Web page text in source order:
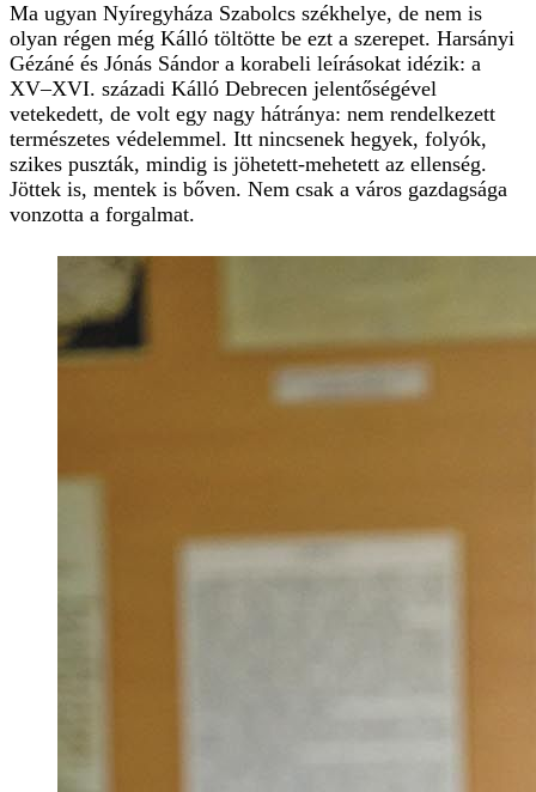
Ma ugyan Nyíregyháza Szabolcs székhelye, de nem is
olyan régen még Kálló töltötte be ezt a szerepet. Harsányi
Gézáné és Jónás Sándor a korabeli leírásokat idézik: a
XV–XVI. századi Kálló Debrecen jelentőségével
vetekedett, de volt egy nagy hátránya: nem rendelkezett
természetes védelemmel. Itt nincsenek hegyek, folyók,
szikes puszták, mindig is jöhetett-mehetett az ellenség.
Jöttek is, mentek is bőven. Nem csak a város gazdagsága
vonzotta a forgalmat.